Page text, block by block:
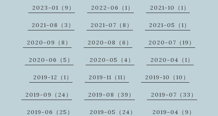
2023-01（9） 2022-06（1） 2021-10（1）
2021-08（3） 2021-07（8） 2021-05（1）
2020-09（8） 2020-08（6） 2020-07（19）
2020-06（5） 2020-05（4） 2020-04（1）
2019-12（1） 2019-11（11） 2019-10（10）
2019-09（24） 2019-08（39） 2019-07（33）
2019-06（25） 2019-05（24） 2019-04（9）